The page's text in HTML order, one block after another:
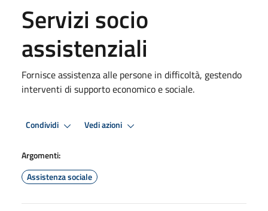
Servizi socio
assistenziali
Fornisce assistenza alle persone in difficoltà, gestendo
interventi di supporto economico e sociale.
Condividi Vedi azioni
Argomenti:
Assistenza sociale